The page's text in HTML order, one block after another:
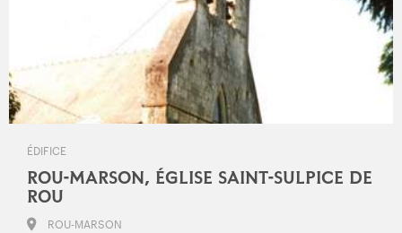
ÉDIFICE
ROU-MARSON, ÉGLISE SAINT-SULPICE DE
ROU
ROU-MARSON